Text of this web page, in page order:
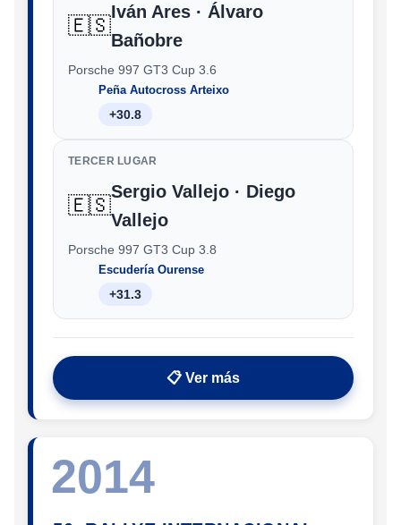
🇪🇸
Iván Ares · Álvaro
Bañobre
Porsche 997 GT3 Cup 3.6
Peña Autocross Arteixo
+30.8
TERCER LUGAR
🇪🇸
Sergio Vallejo · Diego
Vallejo
Porsche 997 GT3 Cup 3.8
Escudería Ourense
+31.3
📋 Ver más
2014